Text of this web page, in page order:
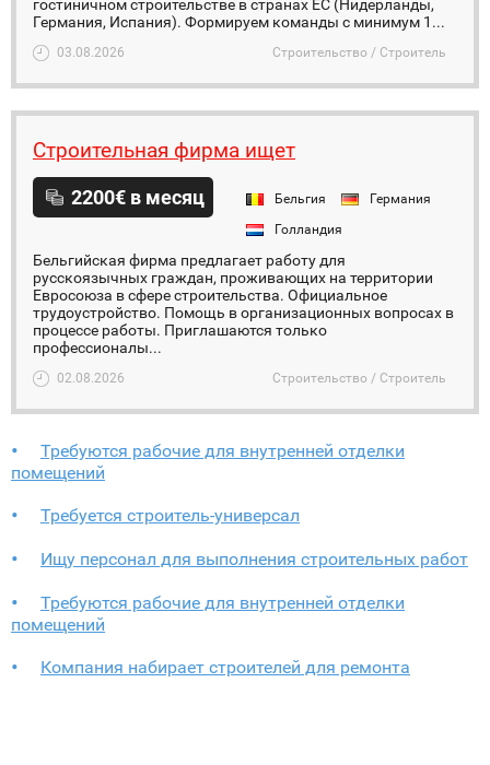
гостиничном строительстве в странах ЕС (Нидерланды,
Германия, Испания). Формируем команды с минимум 1...
03.08.2026 Строительство / Строитель
Строительная фирма ищет
2200€ в месяц Бельгия
Германия
Голландия
Бельгийская фирма предлагает работу для
русскоязычных граждан, проживающих на территории
Евросоюза в сфере строительства. Официальное
трудоустройство. Помощь в организационных вопросах в
процессе работы. Приглашаются только
профессионалы...
02.08.2026 Строительство / Строитель
Требуются рабочие для внутренней отделки
помещений
Требуется строитель-универсал
Ищу персонал для выполнения строительных работ
Требуются рабочие для внутренней отделки
помещений
Компания набирает строителей для ремонта